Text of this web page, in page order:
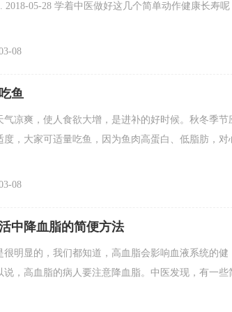
05-28 学着中医做好这几个简单动作健康长寿呢
08
鱼
凉爽，使人食欲大增，是进补的好时候。秋冬季节
，大家可适量吃鱼，因为鱼肉高蛋白、低脂肪，对
08
中降血脂的简便方法
明显的，我们都知道，高血脂会影响血液系统的健
，高血脂的病人要注意降血脂。中医发现，有一些